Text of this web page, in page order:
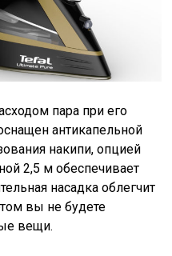
пара при его
антикапельной
накипи, опцией
2,5 м обеспечивает
насадка облегчит
вы не будете
вещи.